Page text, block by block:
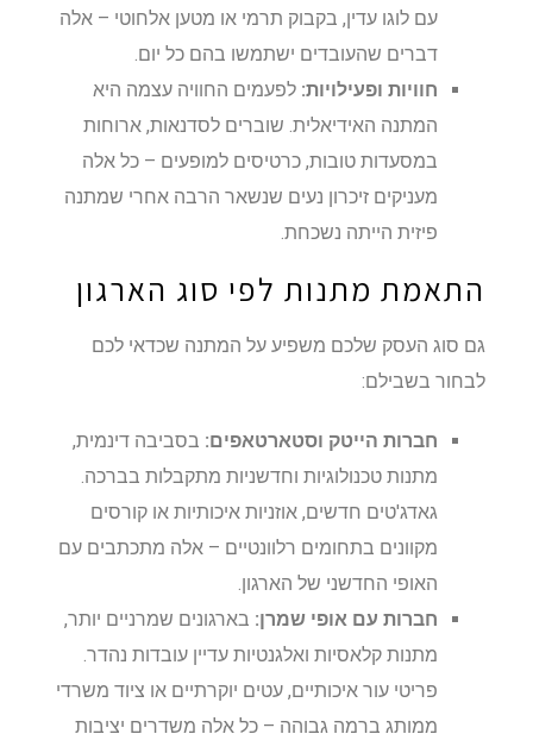
עם לוגו עדין, בקבוק תרמי או מטען אלחוטי – אלה
דברים שהעובדים ישתמשו בהם כל יום.
חוויות ופעילויות:לפעמים החוויה עצמה היא
המתנה האידיאלית. שוברים לסדנאות, ארוחות
במסעדות טובות, כרטיסים למופעים – כל אלה
מעניקים זיכרון נעים שנשאר הרבה אחרי שמתנה
פיזית הייתה נשכחת.
התאמת מתנות לפי סוג הארגון
גם סוג העסק שלכם משפיע על המתנה שכדאי לכם
לבחור בשבילם:
חברות הייטק וסטארטאפים:בסביבה דינמית,
מתנות טכנולוגיות וחדשניות מתקבלות בברכה.
גאדג'טים חדשים, אוזניות איכותיות או קורסים
מקוונים בתחומים רלוונטיים – אלה מתכתבים עם
האופי החדשני של הארגון.
חברות עם אופי שמרן:בארגונים שמרניים יותר,
מתנות קלאסיות ואלגנטיות עדיין עובדות נהדר.
פריטי עור איכותיים, עטים יוקרתיים או ציוד משרדי
ממותג ברמה גבוהה – כל אלה משדרים יציבות